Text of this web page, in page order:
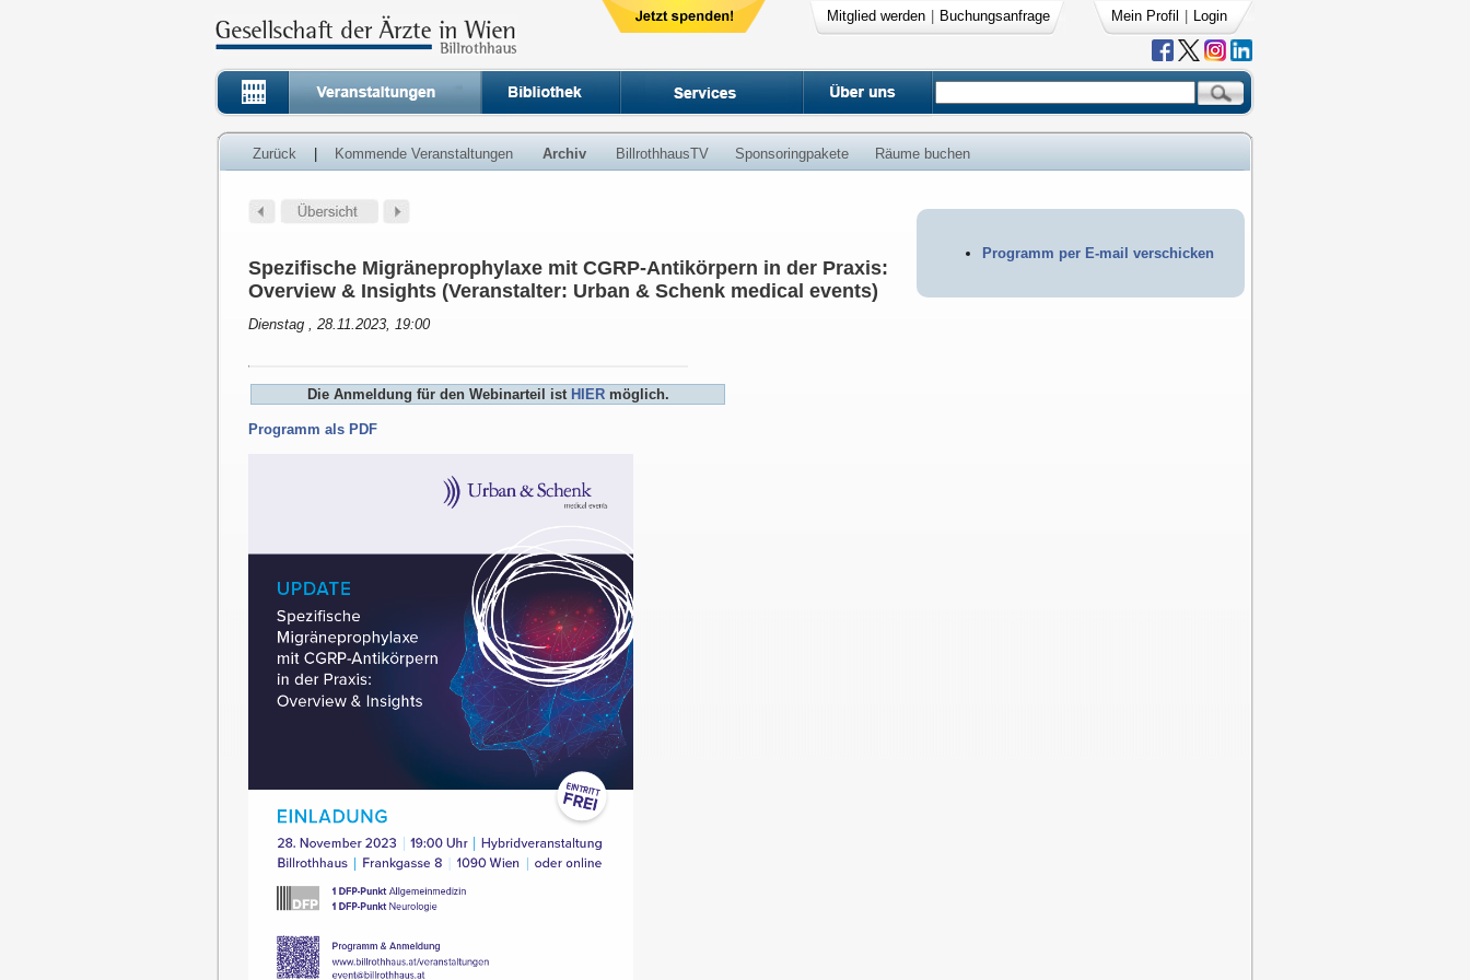
Mitglied werden Buchungsanfrage Mein Profil Login
Zurück Kommende Veranstaltungen Archiv BillrothhausTV Sponsoringpakete Räume buchen
Programm per E-mail verschicken
Spezifische Migräneprophylaxe mit CGRP-Antikörpern in der Praxis:
Overview & Insights (Veranstalter: Urban & Schenk medical events)
Dienstag , 28.11.2023, 19:00
Die Anmeldung für den Webinarteil ist HIERmöglich.
Programm als PDF